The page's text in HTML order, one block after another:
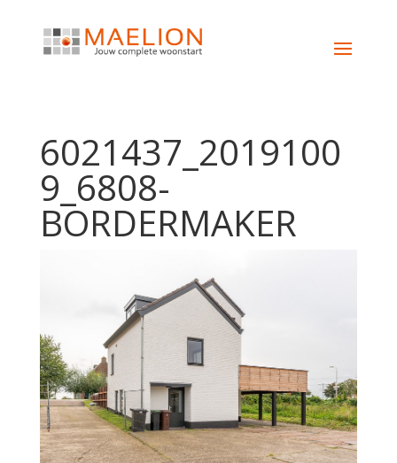
6021437_2019100
9_6808-
BORDERMAKER